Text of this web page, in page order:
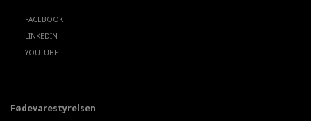
FACEBOOK
LINKEDIN
YOUTUBE
Fødevarestyrelsen